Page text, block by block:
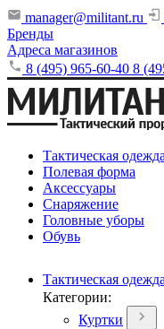
manager@militant.ru
Бренды
Адреса магазинов
8 (495) 965-60-40 8
Тактическая одежда
Полевая форма
Аксессуары
Снаряжение
Головные уборы
Обувь
Тактическая одежда
Категории:
Куртки